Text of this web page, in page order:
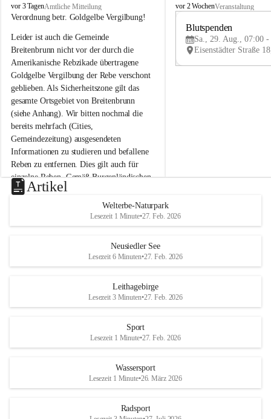
B
r
i
t
e
n
b
r
u
n
n
a
m
N
e
u
s
d
S
vor 3 TagenAmtliche Mitteilung
Verordnung betr. Goldgelbe Vergilbung!
Leider ist auch die Gemeinde
Breitenbrunn nicht vor der durch die
Amerikanische Rebzikade übertragene
Goldgelbe Vergilbung der Rebe verschont
geblieben. Als Sicherheitszone gilt das
gesamte Ortsgebiet von Breitenbrunn
(siehe Anhang). Wir bitten nochmal die
bereits mehrfach (Cities,
Gemeindezeitung) ausgesendeten
Informationen zu studieren und befallene
Reben zu entfernen. Dies gilt auch für
einzelne Reben. Gemäß Burgenländischen
Weinbaugesetz sind nicht gepflegte oder
unzulässige Weingärten zu roden! Bitte
helfen wir zusammen um unsere Winzer
vor den prognostizierten Ernteausfällen
und den daraus folgenden wirtschaftlichen
Maßnahmen zur Bekämpfung
Rebe und der Amerikanischen
Anhang VBl. EU Nr. 18
1 Seite•1,4 MB
VBl. EU Nr. 18_2026
B
e
u
e
d
r
S
vor 2 WochenVeranstaltung
Blutspenden
Sa., 29. Aug., 07:00 -
Artikel
Welterbe-Naturpark
Lesezeit 1 Minute•27. Feb. 2026
Neusiedler See
Lesezeit 6 Minuten•27. Feb. 2026
Leithagebirge
Lesezeit 3 Minuten•27. Feb. 2026
Sport
Lesezeit 1 Minute•27. Feb. 2026
Wassersport
Lesezeit 1 Minute•26. März 2026
Radsport